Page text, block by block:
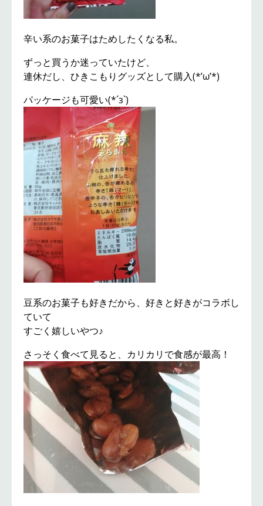
辛い系のお菓子はためしたくなる私。
ずっと買うか迷っていたけど、
連休だし、ひきこもりグッズとして購入(*’ω’*)
パッケージも可愛い(*´з`)
豆系のお菓子も好きだから、好きと好きがコラボし
ていて
すごく嬉しいやつ♪
さっそく食べて見ると、カリカリで食感が最高！